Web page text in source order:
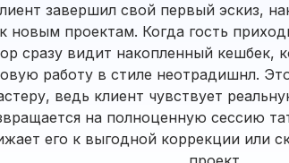
завершил свой первый эскиз,
новым проектам. Когда гость
сразу видит накопленный кешбек,
работу в стиле неотрадишнл.
ведь клиент чувствует
на полноценную сессию
его к выгодной коррекции или